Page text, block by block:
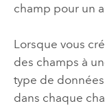
champ pour un
Lorsque vous
des champs à
type de
dans chaque